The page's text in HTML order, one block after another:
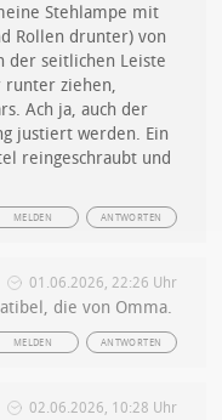
Stehlampe mit
Rollen drunter) von
der seitlichen Leiste
runter ziehen,
Ach ja, auch der
justiert werden. Ein
reingeschraubt und
ANTWORTEN
MELDEN
01.06.2026, 22:26 Uhr
die von Omma.
ANTWORTEN
MELDEN
02.06.2026, 10:28 Uhr